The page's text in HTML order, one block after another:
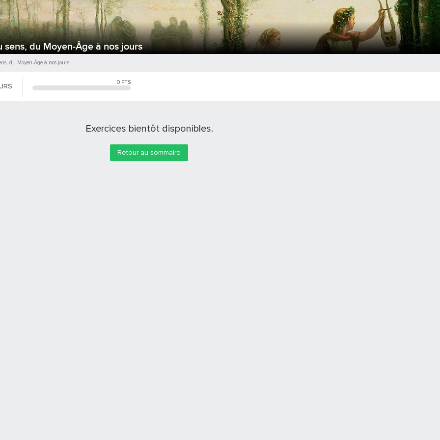
du Moyen-Âge à nos jours
du Moyen-Âge à nos jours
0 PTS
Exercices bientôt disponibles.
Retour au sommaire